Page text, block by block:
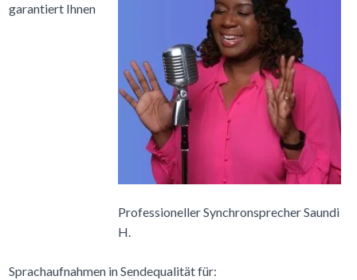
Professioneller Synchronsprecher Saundi
H.
garantiert Ihnen
Sprachaufnahmen in Sendequalität für: